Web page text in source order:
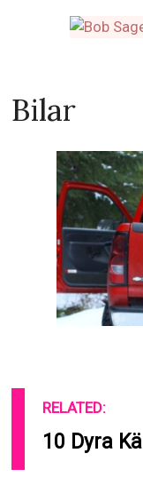
Bilar
RELATED:
10 Dyra